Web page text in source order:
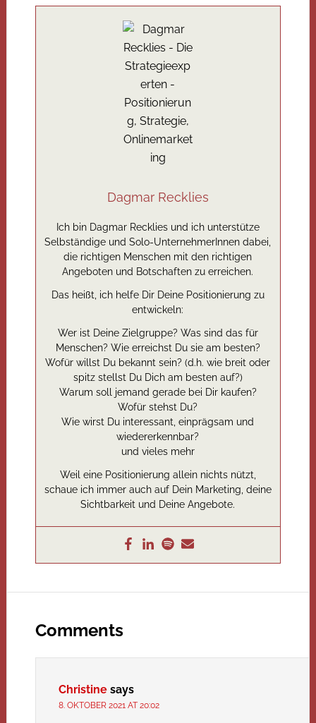
Dagmar Recklies
Ich bin Dagmar Recklies und ich unterstütze
Selbständige und Solo-UnternehmerInnen dabei,
die richtigen Menschen mit den richtigen
Angeboten und Botschaften zu erreichen.
Das heißt, ich helfe Dir Deine Positionierung zu
entwickeln:
Wer ist Deine Zielgruppe? Was sind das für
Menschen? Wie erreichst Du sie am besten?
Wofür willst Du bekannt sein? (d.h. wie breit oder
spitz stellst Du Dich am besten auf?)
Warum soll jemand gerade bei Dir kaufen?
Wofür stehst Du?
Wie wirst Du interessant, einprägsam und
wiedererkennbar?
und vieles mehr
Weil eine Positionierung allein nichts nützt,
schaue ich immer auch auf Dein Marketing, deine
Sichtbarkeit und Deine Angebote.
Comments
Christine says
8. OKTOBER 2021 AT 20:02